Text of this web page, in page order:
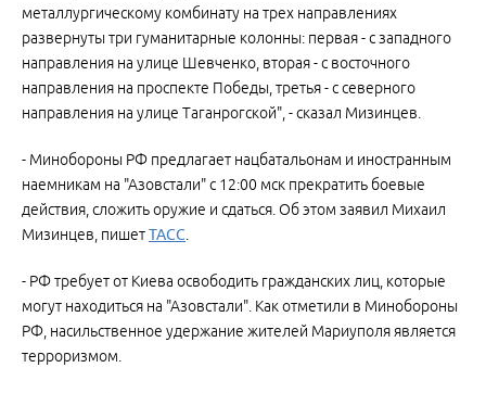
металлургическому комбинату на трех направлениях
развернуты три гуманитарные колонны: первая - с западного
направления на улице Шевченко, вторая - с восточного
направления на проспекте Победы, третья - с северного
направления на улице Таганрогской", - сказал Мизинцев.
- Минобороны РФ предлагает нацбатальонам и иностранным
наемникам на "Азовстали" с 12:00 мск прекратить боевые
действия, сложить оружие и сдаться. Об этом заявил Михаил
Мизинцев, пишетТАСС
- РФ требует от Киева освободить гражданских лиц, которые
могут находиться на "Азовстали". Как отметили в Минобороны
РФ, насильственное удержание жителей Мариуполя является
терроризмом.